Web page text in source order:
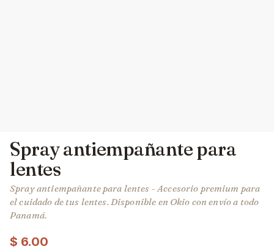
Spray antiempañante para
lentes
Spray antiempañante para lentes - Accesorio premium para
el cuidado de tus lentes. Disponible en Okio con envío a todo
Panamá.
$ 6.00